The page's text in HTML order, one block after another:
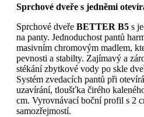
Sprchové dveře s jedněmi
Sprchové dveře BETTER B5 s
na panty. Jednoduchost pantů
masivním chromovým madlem,
pevnosti a stabilty. Zajímavý a
stékání zbytkové vody po skle
Systém zvedacích pantů při
uzavírání, tloušťka čirého
cm. Vyrovnávací boční profil s 2
samozřejmostí.